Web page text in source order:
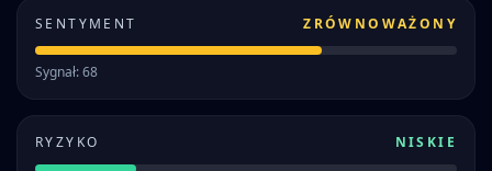
SENTYMENT ZRÓWNOWAŻONY
Sygnał: 68
RYZYKO NISKIE